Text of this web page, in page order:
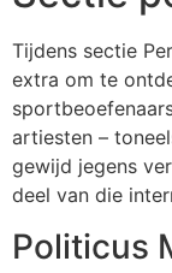
Tijdens sectie
extra om te
artiesten –
gewijd jegens
deel van die
Politicus